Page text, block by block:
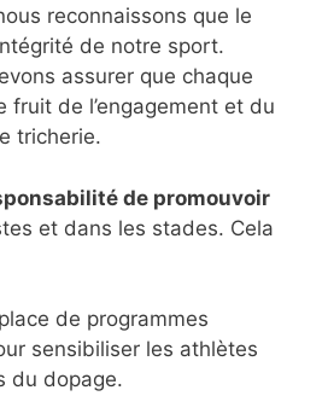
reconnaissons que le
de notre sport.
assurer que chaque
fruit de l’engagement et du
tricherie.
de promouvoir
et dans les stades. Cela
de programmes
sensibiliser les athlètes
du dopage.